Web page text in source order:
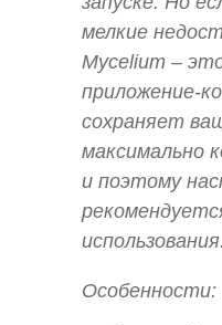
мелкие
Mycelium –
приложение-
сохраняет
максимально
и поэтому
использования.
Особенности: